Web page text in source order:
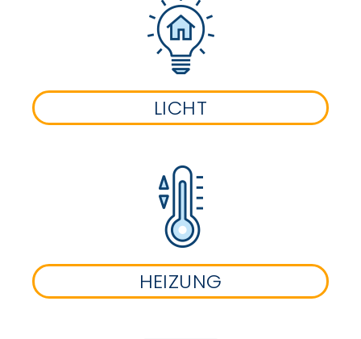
LICHT
HEIZUNG